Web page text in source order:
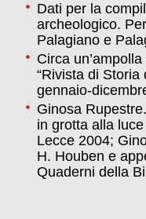
Dati per la
archeologico.
Palagiano e
Circa
“Rivista di Storia
gennaio-
Ginosa
in grotta alla
Lecce 2004;
H. Houben e
Quaderni della